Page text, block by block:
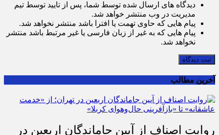
دیدگاه های ارسال شده توسط شما، پس از تایید توسط تیم
مدیریت در وب منتشر خواهد شد.
پیام هایی که حاوی تهمت یا افترا باشد منتشر نخواهد شد.
پیام هایی که به غیر از زبان فارسی یا غیر مرتبط باشد منتشر
نخواهد شد.
ثبت دیدگاه
آخرین مطالب
روایت اصناف از آیین جاماندگان اربعین در